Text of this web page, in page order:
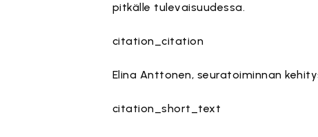
pitkälle tulevaisuudessa.
citation_citation
Elina Anttonen, seuratoiminnan
citation_short_text